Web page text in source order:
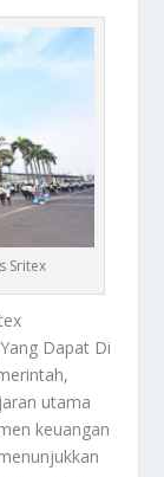
Sritex
Dapat Di
utama
keuangan